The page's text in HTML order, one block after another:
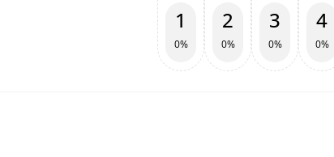
1
0%
2
0%
3
0%
4
0%